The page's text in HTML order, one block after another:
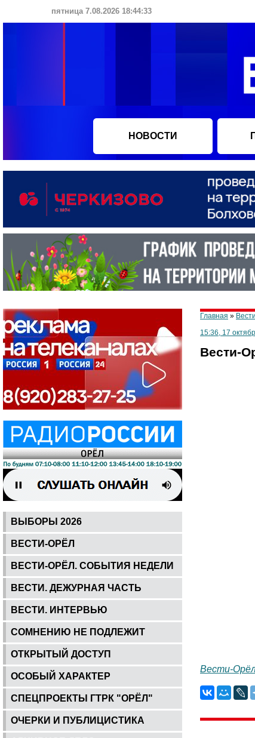
пятница 7.08.2026 18:44:34
НОВОСТИ
ВЫБОРЫ 2026
ВЕСТИ-ОРЁЛ
ВЕСТИ-ОРЁЛ. СОБЫТИЯ НЕДЕЛИ
ВЕСТИ. ДЕЖУРНАЯ ЧАСТЬ
ВЕСТИ. ИНТЕРВЬЮ
СОМНЕНИЮ НЕ ПОДЛЕЖИТ
ОТКРЫТЫЙ ДОСТУП
ОСОБЫЙ ХАРАКТЕР
СПЕЦПРОЕКТЫ ГТРК "ОРЁЛ"
ОЧЕРКИ И ПУБЛИЦИСТИКА
Главная »
15:36, 17
Вести-
Вести-